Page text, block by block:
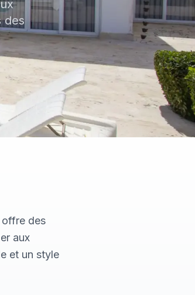
des
offre des
aux
et un style